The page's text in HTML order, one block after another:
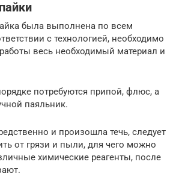
была выполнена по всем
с технологией, необходимо
весь необходимый материал и
потребуются припой, флюс, а
паяльник.
и произошла течь, следует
от грязи и пыли, для чего можно
химические реагенты, после